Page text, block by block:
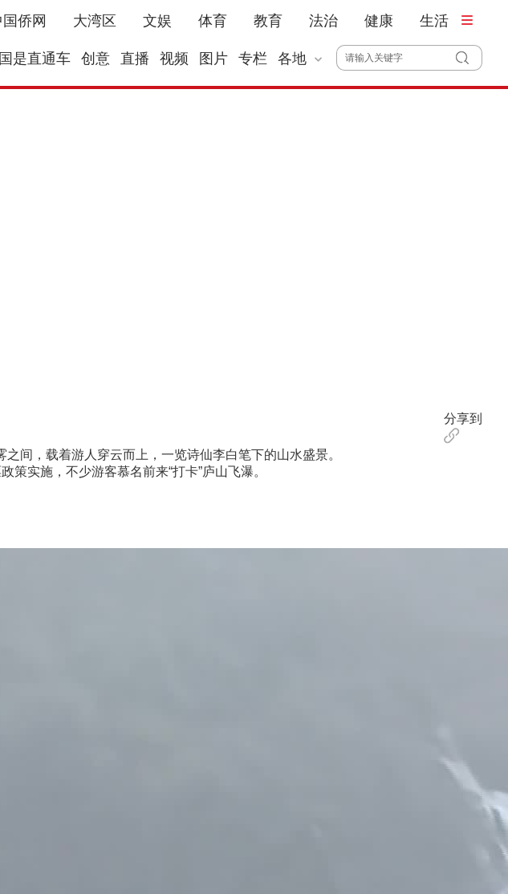
国侨网 大湾区 文娱 体育 教育 法治 健康 生活
国是直通车 创意 直播 视频 图片 专栏 各地
分享到
，载着游人穿云而上，一览诗仙李白笔下的山水盛景。
实施，不少游客慕名前来“打卡”庐山飞瀑。